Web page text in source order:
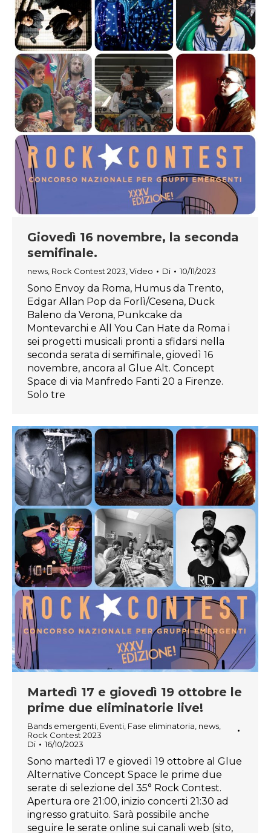
Giovedì 16 novembre, la seconda
semifinale.
news Rock Contest 2023 Video Di 10/11/2023
Sono Envoy da Roma, Humus da Trento,
Edgar Allan Pop da Forlì/Cesena, Duck
Baleno da Verona, Punkcake da
Montevarchi e All You Can Hate da Roma i
sei progetti musicali pronti a sfidarsi nella
seconda serata di semifinale, giovedì 16
novembre, ancora al Glue Alt. Concept
Space di via Manfredo Fanti 20 a Firenze.
Solo tre
Martedì 17 e giovedì 19 ottobre le
prime due eliminatorie live!
Bands emergenti Eventi Fase eliminatoria news
Rock Contest 2023
Di
16/10/2023
Sono martedì 17 e giovedì 19 ottobre al Glue
Alternative Concept Space le prime due
serate di selezione del 35° Rock Contest.
Apertura ore 21:00, inizio concerti 21:30 ad
ingresso gratuito. Sarà possibile anche
seguire le serate online sui canali web (sito,